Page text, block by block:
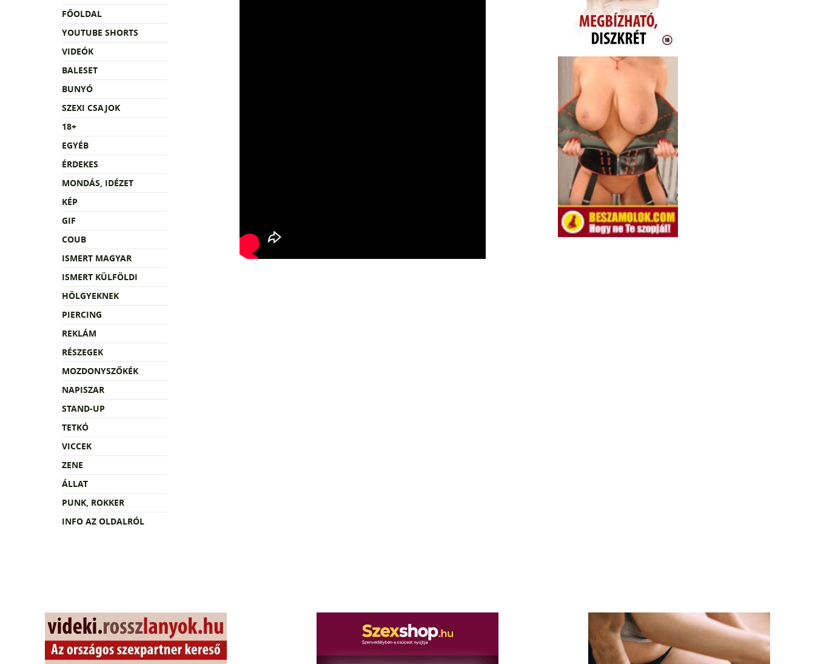
FŐOLDAL
YOUTUBE SHORTS
VIDEÓK
BALESET
BUNYÓ
SZEXI CSAJOK
18+
EGYÉB
ÉRDEKES
MONDÁS, IDÉZET
KÉP
GIF
COUB
ISMERT MAGYAR
ISMERT KÜLFÖLDI
HÖLGYEKNEK
PIERCING
REKLÁM
RÉSZEGEK
MOZDONYSZŐKÉK
NAPISZAR
STAND-UP
TETKÓ
VICCEK
ZENE
ÁLLAT
PUNK, ROKKER
INFO AZ OLDALRÓL